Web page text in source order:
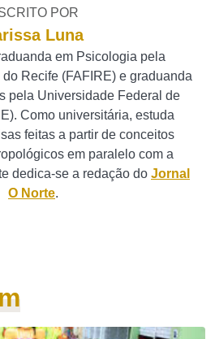
POR
Luna
em Psicologia pela
Recife (FAFIRE) e graduanda
pela Universidade Federal de
Como universitária, estuda
feitas a partir de conceitos
em paralelo com a
dedica-se a redação do Jornal
O Norte.